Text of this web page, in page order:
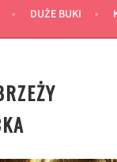
DUŻE BUKI